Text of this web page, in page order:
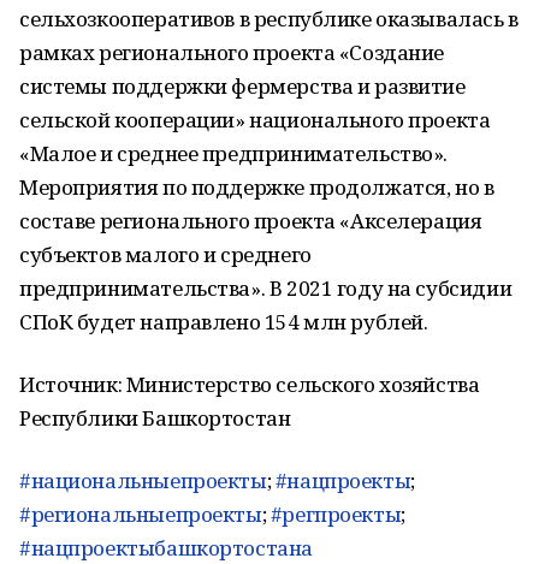
сельхозкооперативов в республике оказывалась в
рамках регионального проекта «Создание
системы поддержки фермерства и развитие
сельской кооперации» национального проекта
«Малое и среднее предпринимательство».
Мероприятия по поддержке продолжатся, но в
составе регионального проекта «Акселерация
субъектов малого и среднего
предпринимательства». В 2021 году на субсидии
СПоК будет направлено 154 млн рублей.
Источник: Министерство сельского хозяйства
Республики Башкортостан
#национальныепроекты;#нацпроекты;
#региональныепроекты;#регпроекты;
#нацпроектыбашкортостана